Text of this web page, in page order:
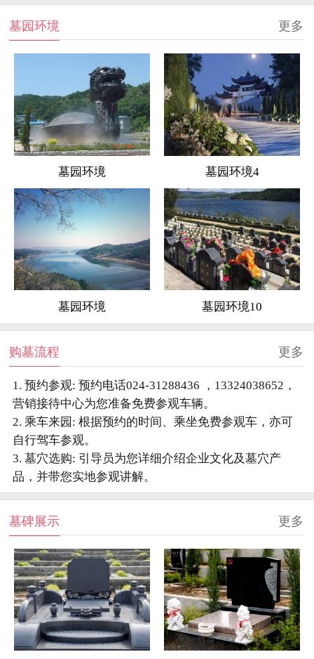
墓园环境 更多
墓园环境 墓园环境4
墓园环境 墓园环境10
购墓流程 更多
1. 预约参观: 预约电话024-31288436 ，13324038652，
营销接待中心为您准备免费参观车辆。
2. 乘车来园: 根据预约的时间、乘坐免费参观车，亦可
自行驾车参观。
3. 墓穴选购: 引导员为您详细介绍企业文化及墓穴产
品，并带您实地参观讲解。
墓碑展示 更多